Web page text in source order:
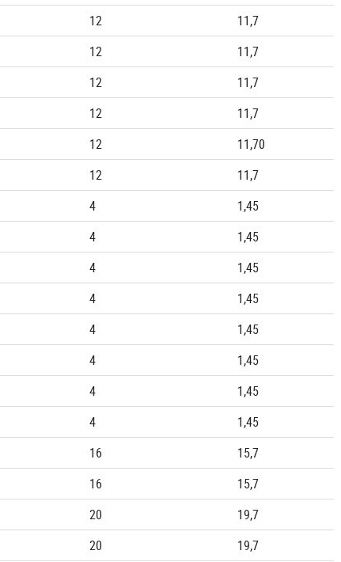
12
11,7
12
11,7
12
11,7
12
11,7
12
11,70
12
11,7
4
1,45
4
1,45
4
1,45
4
1,45
4
1,45
4
1,45
4
1,45
4
1,45
16
15,7
16
15,7
20
19,7
20 19,7